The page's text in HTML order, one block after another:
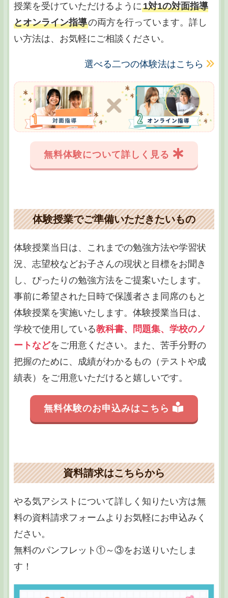
授業を受けていただけるように1対1の対面指導
とオンライン指導の両方を行っています。詳し
い方法は、お気軽にご相談ください。
選べる二つの体験法はこちら
無料体験について詳しく見る
体験授業でご準備いただきたいもの
体験授業当日は、これまでの勉強方法や学習状
況、志望校などお子さんの現状と目標をお聞き
し、ぴったりの勉強方法をご提案いたします。
事前に希望された日時で保護者さま同席のもと
体験授業を実施いたします。体験授業当日は、
学校で使用している教科書、問題集、学校のノ
ートなどをご用意ください。また、苦手分野の
把握のために、成績がわかるもの（テストや成
績表）をご用意いただけると嬉しいです。
無料体験のお申込みはこちら
資料請求はこちらから
やる気アシストについて詳しく知りたい方は無
料の資料請求フォームよりお気軽にお申込みく
ださい。
無料のパンフレット①～③をお送りいたしま
す！